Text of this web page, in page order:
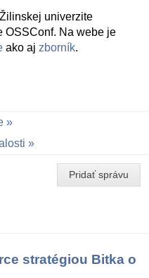
univerzite
OSSConf. Na webe je
ako aj zborník.
Pridať správu
stratégiou Bitka o